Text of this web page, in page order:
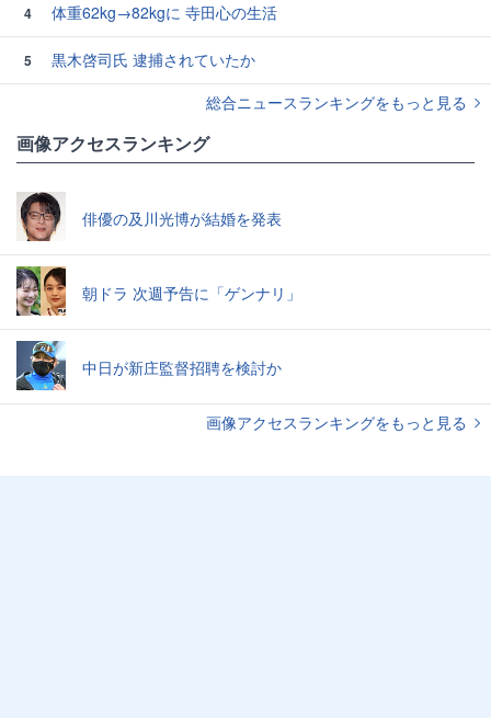
4 体重62kg→82kgに 寺田心の生活
5
黒木啓司氏 逮捕されていたか
総合ニュースランキングをもっと見る
画像アクセスランキング
俳優の及川光博が結婚を発表
朝ドラ 次週予告に「ゲンナリ」
中日が新庄監督招聘を検討か
画像アクセスランキングをもっと見る